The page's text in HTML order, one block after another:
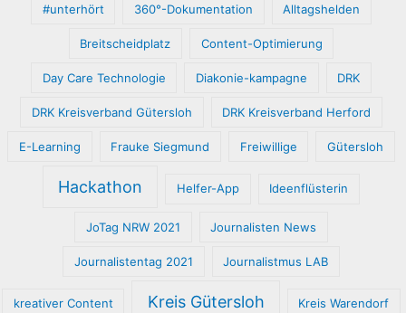
#unterhört 360°-Dokumentation Alltagshelden
Breitscheidplatz Content-Optimierung
Day Care Technologie Diakonie-kampagne DRK
DRK Kreisverband Gütersloh DRK Kreisverband Herford
E-Learning Frauke Siegmund Freiwillige Gütersloh
Hackathon Helfer-App Ideenflüsterin
JoTag NRW 2021 Journalisten News
Journalistentag 2021 Journalistmus LAB
kreativer Content Kreis Gütersloh Kreis Warendorf